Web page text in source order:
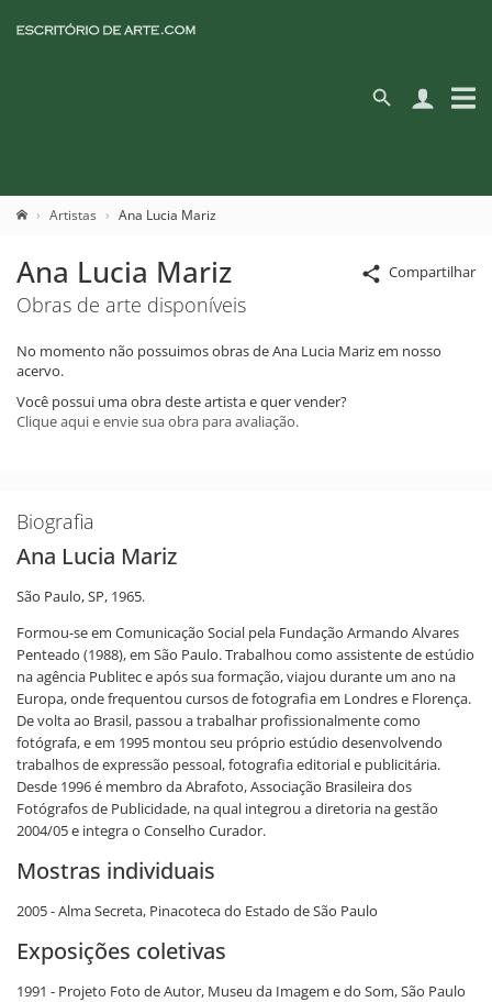
Artistas Ana Lucia Mariz
Compartilhar
Ana Lucia Mariz
Obras de arte disponíveis
No momento não possuimos obras de Ana Lucia Mariz em nosso
acervo.
Você possui uma obra deste artista e quer vender?
Clique aqui e envie sua obra para avaliação.
Biografia
Ana Lucia Mariz
São Paulo, SP, 1965.
Formou-se em Comunicação Social pela Fundação Armando Alvares
Penteado (1988), em São Paulo. Trabalhou como assistente de estúdio
na agência Publitec e após sua formação, viajou durante um ano na
Europa, onde frequentou cursos de fotografia em Londres e Florença.
De volta ao Brasil, passou a trabalhar profissionalmente como
fotógrafa, e em 1995 montou seu próprio estúdio desenvolvendo
trabalhos de expressão pessoal, fotografia editorial e publicitária.
Desde 1996 é membro da Abrafoto, Associação Brasileira dos
Fotógrafos de Publicidade, na qual integrou a diretoria na gestão
2004/05 e integra o Conselho Curador.
Mostras individuais
2005 - Alma Secreta, Pinacoteca do Estado de São Paulo
Exposições coletivas
1991 - Projeto Foto de Autor, Museu da Imagem e do Som, São Paulo